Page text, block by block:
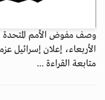
وصف مفوض الأمم المتحدة
الأربعاء، إعلان إسرائيل
متابعة القراءة ...